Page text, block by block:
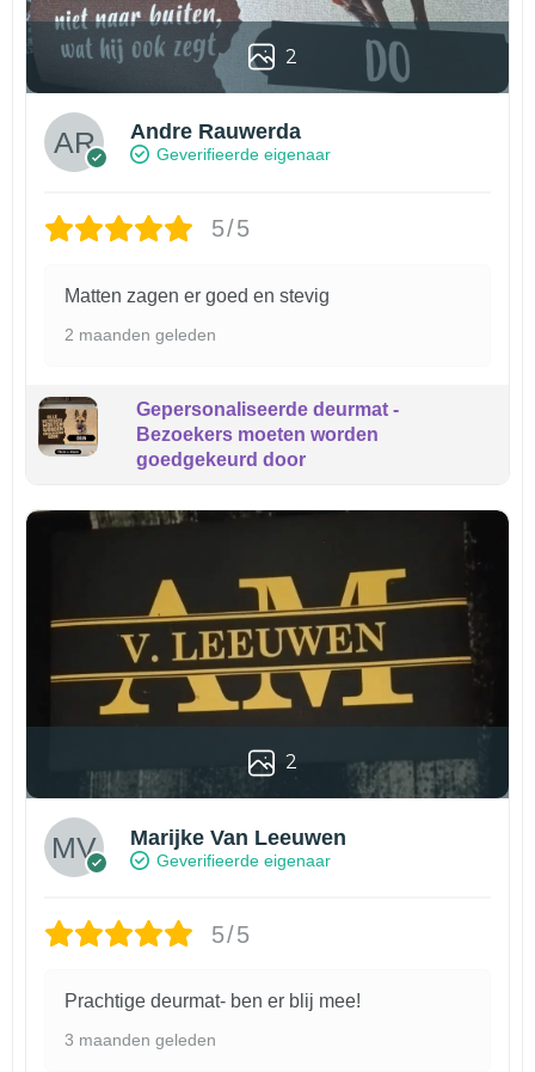
2
Andre Rauwerda
Geverifieerde eigenaar
5/5
Matten zagen er goed en stevig
2 maanden geleden
Gepersonaliseerde deurmat -
Bezoekers moeten worden
goedgekeurd door
2
Marijke Van Leeuwen
Geverifieerde eigenaar
5/5
Prachtige deurmat- ben er blij mee!
3 maanden geleden